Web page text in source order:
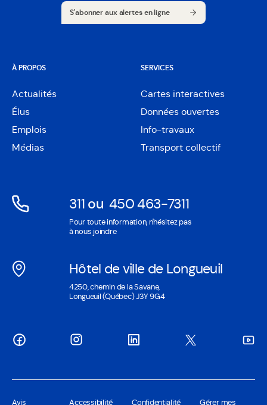
S'abonner aux alertes en ligne
À PROPOS
Actualités
Élus
Emplois
Médias
SERVICES
Cartes interactives
Ouvre
dans
une
nouvelle
Données ouvertes
Ouvre
dans
une
Info-travaux
Transport collectif
311Ouvre
dans
fenêtre
ou 450 463-7311
Ouvre
dans
fenêtre
Pour toute information, n'hésitez pas
à nous joindre
Hôtel de ville de Longueuil
Ouvre
dans
4250, chemin de la Savane,
Longueuil (Québec) J3Y 9G4
Avis Accessibilité Confidentialité Gérer mes